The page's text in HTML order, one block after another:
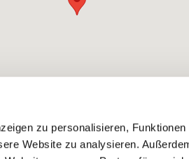
zu personalisieren,
Website zu analysieren.